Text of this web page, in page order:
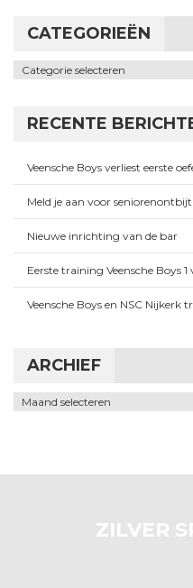
CATEGORIEËN
Categorieën
RECENTE
Veensche Boys verliest eerste
Meld je aan voor
Nieuwe inrichting van de bar
Eerste training Veensche Boys
Veensche Boys en NSC Nijkerk
ARCHIEF
Archief
ZILVER